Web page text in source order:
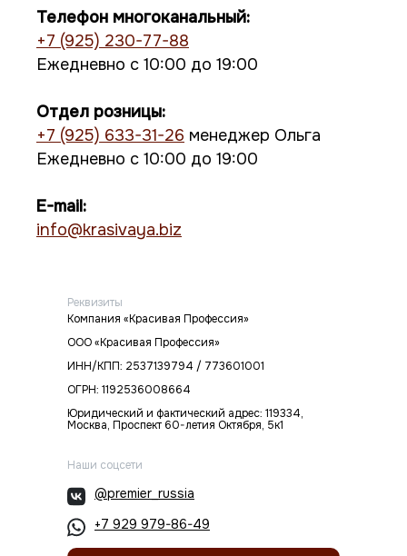
Телефон многоканальный:
+7 (925) 230-77-88
Ежедневно с 10:00 до 19:00
Отдел розницы:
+7 (925) 633-31-26 менеджер Ольга
Ежедневно с 10:00 до 19:00
E-mail:
info@krasivaya.biz
Компания «Красивая Профессия»
ООО «Красивая Профессия»
ИНН/КПП: 2537139794 / 773601001
ОГРН: 1192536008664
Юридический и фактический адрес: 119334,
Москва, Проспект 60-летия Октября, 5к1
Реквизиты
Наши соцсети
@premier_russia
+7 929 979-86-49